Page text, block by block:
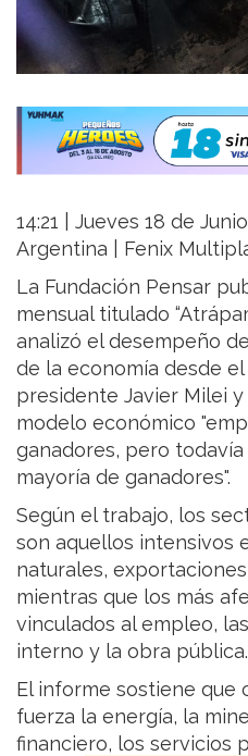
14:21 | Jueves 18 de
Argentina | Fenix
La Fundación Pensar
mensual titulado
analizó el desempeño
de la economía desde
presidente Javier Milei
modelo económico
ganadores, pero
mayoría de ganadores".
Según el trabajo, los
son aquellos intensivos
naturales,
mientras que los más
vinculados al empleo,
interno y la obra pública.
El informe sostiene que
fuerza la energía, la
financiero, los servicios